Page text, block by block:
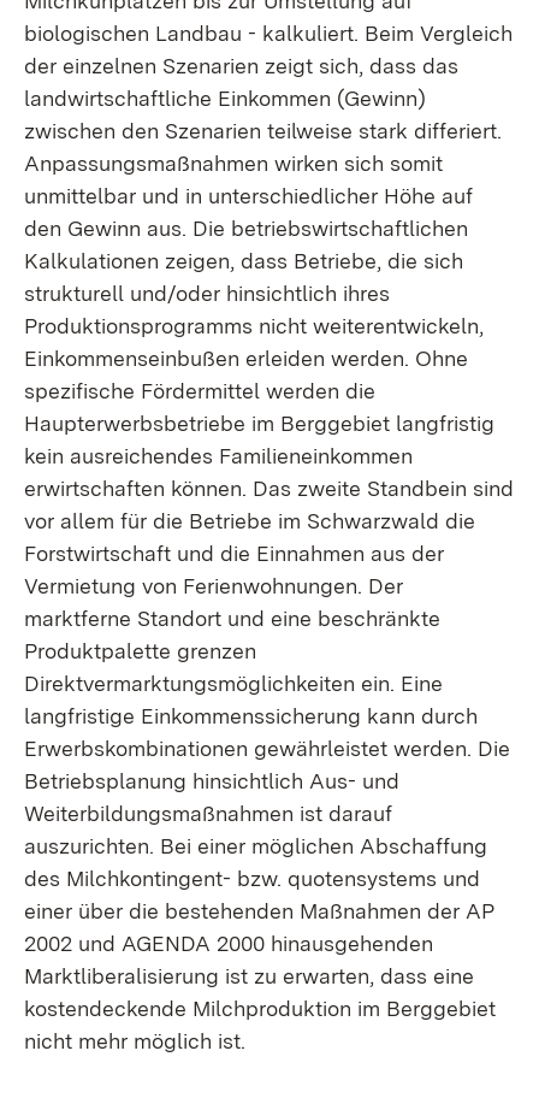
biologischen Landbau - kalkuliert. Beim Vergleich
der einzelnen Szenarien zeigt sich, dass das
landwirtschaftliche Einkommen (Gewinn)
zwischen den Szenarien teilweise stark differiert.
Anpassungsmaßnahmen wirken sich somit
unmittelbar und in unterschiedlicher Höhe auf
den Gewinn aus. Die betriebswirtschaftlichen
Kalkulationen zeigen, dass Betriebe, die sich
strukturell und/oder hinsichtlich ihres
Produktionsprogramms nicht weiterentwickeln,
Einkommenseinbußen erleiden werden. Ohne
spezifische Fördermittel werden die
Haupterwerbsbetriebe im Berggebiet langfristig
kein ausreichendes Familieneinkommen
erwirtschaften können. Das zweite Standbein sind
vor allem für die Betriebe im Schwarzwald die
Forstwirtschaft und die Einnahmen aus der
Vermietung von Ferienwohnungen. Der
marktferne Standort und eine beschränkte
Produktpalette grenzen
Direktvermarktungsmöglichkeiten ein. Eine
langfristige Einkommenssicherung kann durch
Erwerbskombinationen gewährleistet werden. Die
Betriebsplanung hinsichtlich Aus- und
Weiterbildungsmaßnahmen ist darauf
auszurichten. Bei einer möglichen Abschaffung
des Milchkontingent- bzw. quotensystems und
einer über die bestehenden Maßnahmen der AP
2002 und AGENDA 2000 hinausgehenden
Marktliberalisierung ist zu erwarten, dass eine
kostendeckende Milchproduktion im Berggebiet
nicht mehr möglich ist.